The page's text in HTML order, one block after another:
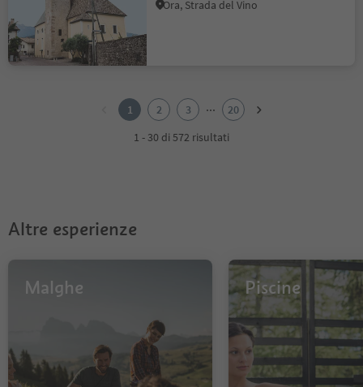
Ora, Strada del Vino
10
12
17
18
19
1 2 3 ...
20
1 - 30 di 572 risultati
Altre esperienze
Malghe Piscine